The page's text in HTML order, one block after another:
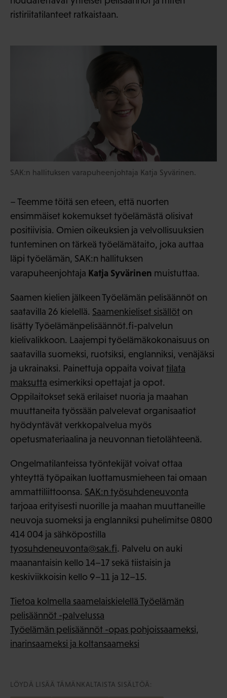
ristiriitatilanteet ratkaistaan.
SAK:n hallituksen varapuheenjohtaja Katja Syvärinen.
– Teemme töitä sen eteen, että nuorten
ensimmäiset kokemukset työelämästä olisivat
positiivisia. Omien oikeuksien ja velvollisuuksien
tunteminen on tärkeä työelämätaito, joka auttaa
läpi työelämän, SAK:n hallituksen
varapuheenjohtaja Katja Syvärinen muistuttaa.
Saamen kielien jälkeen Työelämän pelisäännöt on
saatavilla 26 kielellä. Saamenkieliset sisällöt on
lisätty Työelämänpelisäännöt.fi-palvelun
kielivalikkoon. Laajempi työelämäkokonaisuus on
saatavilla suomeksi, ruotsiksi, englanniksi, venäjäksi
ja ukrainaksi. Painettuja oppaita voivattilata
maksutta esimerkiksi opettajat ja opot.
Oppilaitokset sekä erilaiset nuoria ja maahan
muuttaneita työssään palvelevat organisaatiot
hyödyntävät verkkopalvelua myös
opetusmateriaalina ja neuvonnan tietolähteenä.
Ongelmatilanteissa työntekijät voivat ottaa
yhteyttä työpaikan luottamusmieheen tai omaan
ammattiliittoonsa. SAK:n työsuhdeneuvonta
tarjoaa erityisesti nuorille ja maahan muuttaneille
neuvoja suomeksi ja englanniksi puhelimitse 0800
414 004 ja sähköpostilla
tyosuhdeneuvonta@sak.fi. Palvelu on auki
maanantaisin kello 14–17 sekä tiistaisin ja
keskiviikkoisin kello 9–11 ja 12–15.
Tietoa kolmella saamelaiskielellä Työelämän
pelisäännöt -palvelussa
Työelämän pelisäännöt -opas pohjoissaameksi,
inarinsaameksi ja koltansaameksi
LÖYDÄ LISÄÄ TÄMÄNKALTAISTA SISÄLTÖÄ: